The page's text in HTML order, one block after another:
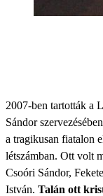
2007-ben tartották a
Sándor
a tragikusan fiatalon
létszámban. Ott volt
Csoóri Sándor,
István. Talán ott